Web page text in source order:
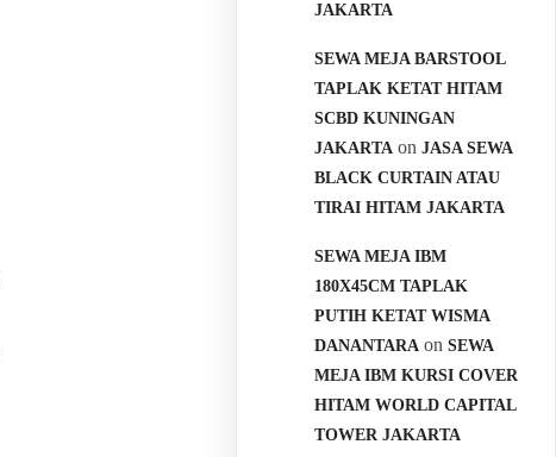
JAKARTA
SEWA MEJA BARSTOOL
TAPLAK KETAT HITAM
SCBD KUNINGAN
JAKARTA onJASA SEWA
BLACK CURTAIN ATAU
TIRAI HITAM JAKARTA
SEWA MEJA IBM
180X45CM TAPLAK
PUTIH KETAT WISMA
DANANTARA onSEWA
MEJA IBM KURSI COVER
HITAM WORLD CAPITAL
TOWER JAKARTA